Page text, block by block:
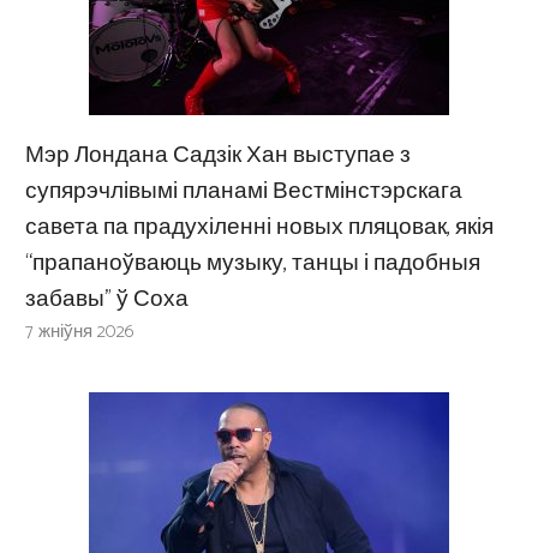
Мэр Лондана Садзік Хан выступае з
супярэчлівымі планамі Вестмінстэрскага
савета па прадухіленні новых пляцовак, якія
“прапаноўваюць музыку, танцы і падобныя
забавы” ў Соха
7 жніўня 2026